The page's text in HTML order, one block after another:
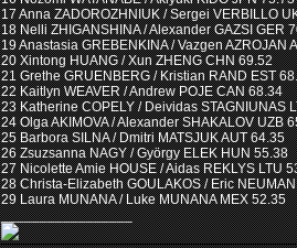
17 Anna ZADOROZHNIUK / Sergei VERBILLO
18 Nelli ZHIGANSHINA / Alexander GAZSI GER
19 Anastasia GREBENKINA / Vazgen AZROJAN
20 Xintong HUANG / Xun ZHENG CHN 69.52
21 Grethe GRUENBERG / Kristian RAND EST
22 Kaitlyn WEAVER / Andrew POJE CAN 68.34
23 Katherine COPELY / Deividas STAGNIUNAS
24 Olga AKIMOVA / Alexander SHAKALOV UZB
25 Barbora SILNA / Dmitri MATSJUK AUT 64.35
26 Zsuzsanna NAGY / György ELEK HUN 55.38
27 Nicolette Amie HOUSE / Aidas REKLYS LTU
28 Christa-Elizabeth GOULAKOS / Eric
29 Laura MUNANA / Luke MUNANA MEX 52.35
_________________